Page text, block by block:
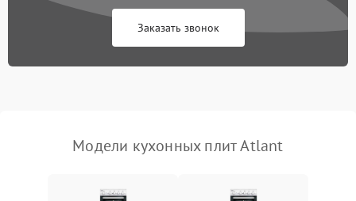
Заказать звонок
Модели кухонных плит Atlant